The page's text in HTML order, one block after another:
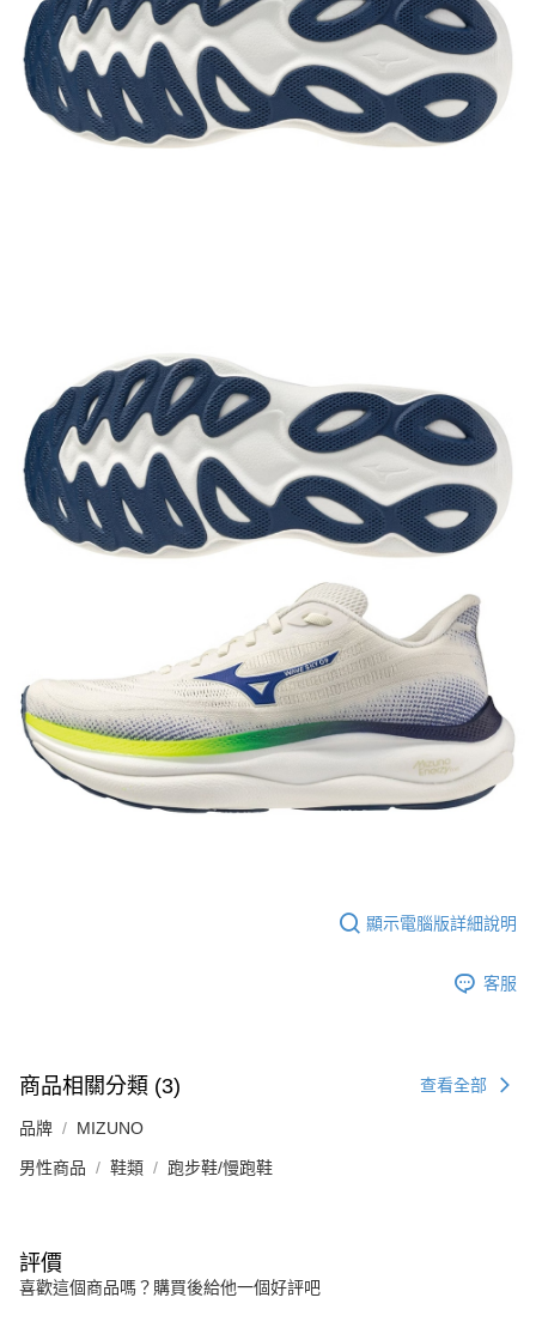
顯示電腦版詳細說明
客服
商品相關分類 (3) 查看全部
品牌 MIZUNO
男性商品 鞋類 跑步鞋/慢跑鞋
評價
喜歡這個商品嗎？購買後給他一個好評吧